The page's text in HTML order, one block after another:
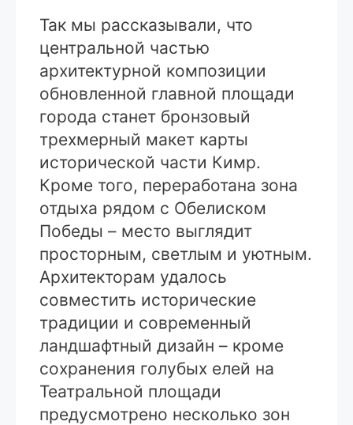
Так мы рассказывали, что
центральной частью
архитектурной композиции
обновленной главной площади
города станет бронзовый
трехмерный макет карты
исторической части Кимр.
Кроме того, переработана зона
отдыха рядом с Обелиском
Победы – место выглядит
просторным, светлым и уютным.
Архитекторам удалось
совместить исторические
традиции и современный
ландшафтный дизайн – кроме
сохранения голубых елей на
Театральной площади
предусмотрено несколько зон